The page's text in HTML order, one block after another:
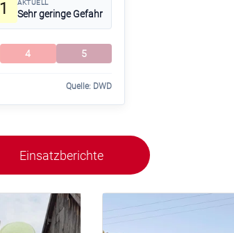
1 AKTUELL
Sehr geringe Gefahr
4 5
Quelle: DWD
Einsatzberichte